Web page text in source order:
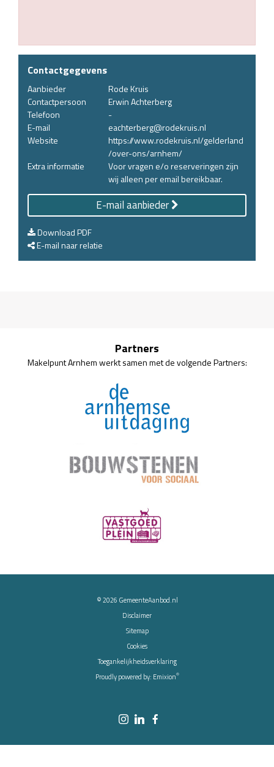
Contactgegevens
Aanbieder
Rode Kruis
Contactpersoon
Erwin Achterberg
Telefoon
-
E-mail
eachterberg@rodekruis.nl
Website
https://www.rodekruis.nl/gelderland
/over-ons/arnhem/
Extra informatie
Voor vragen e/o reserveringen zijn
wij alleen per email bereikbaar.
E-mail aanbieder
Download PDF
E-mail naar relatie
Partners
Makelpunt Arnhem werkt samen met de volgende Partners:
© 2026 GemeenteAanbod.nl
Disclaimer
Sitemap
Cookies
Toegankelijkheidsverklaring
Proudly powered by: Emixion®